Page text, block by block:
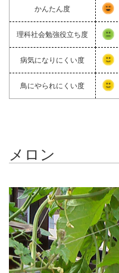
かんたん度
理科社会勉強役立ち度
病気になりにくい度
鳥にやられにくい度
メロン